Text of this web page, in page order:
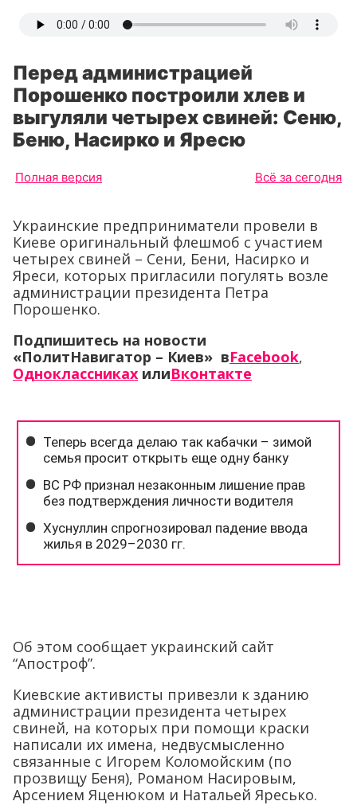
Перед администрацией
Порошенко построили хлев и
выгуляли четырех свиней: Сеню,
Беню, Насирко и Яресю
Полная версия Всё за сегодня
Украинские предприниматели провели в
Киеве оригинальный флешмоб с участием
четырех свиней – Сени, Бени, Насирко и
Яреси, которых пригласили погулять возле
администрации президента Петра
Порошенко.
Подпишитесь на новости
«ПолитНавигатор – Киев» вFacebook,
Одноклассниках илиВконтакте
Об этом сообщает украинский сайт
“Апостроф”.
Киевские активисты привезли к зданию
администрации президента четырех
свиней, на которых при помощи краски
написали их имена, недвусмысленно
связанные с Игорем Коломойским (по
прозвищу Беня), Романом Насировым,
Арсением Яценюком и Натальей Яресько.